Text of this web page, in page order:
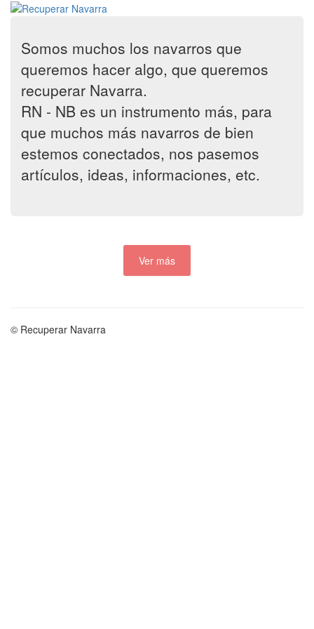
Somos muchos los navarros que
queremos hacer algo, que queremos
recuperar Navarra.
RN - NB es un instrumento más, para
que muchos más navarros de bien
estemos conectados, nos pasemos
artículos, ideas, informaciones, etc.
Ver más
© Recuperar Navarra